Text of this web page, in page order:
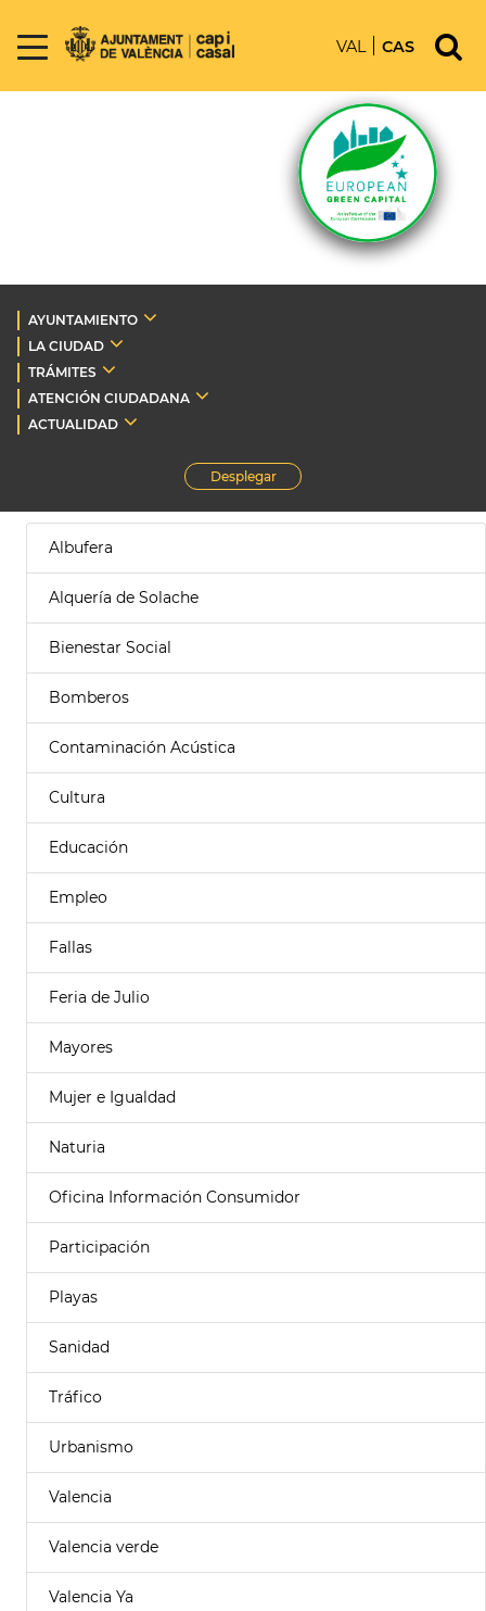
VAL CAS
AYUNTAMIENTO
LA CIUDAD
TRÁMITES
ATENCIÓN CIUDADANA
ACTUALIDAD
Desplegar
Albufera
Alquería de Solache
Bienestar Social
Bomberos
Contaminación Acústica
Cultura
Educación
Empleo
Fallas
Feria de Julio
Mayores
Mujer e Igualdad
Naturia
Oficina Información Consumidor
Participación
Playas
Sanidad
Tráfico
Urbanismo
Valencia
Valencia verde
Valencia Ya